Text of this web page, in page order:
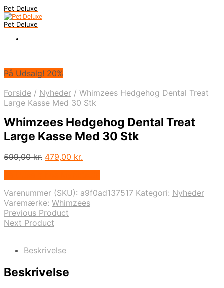
Pet Deluxe
Pet Deluxe
På Udsalg! 20%
Forside / Nyheder / Whimzees Hedgehog Dental Treat
Large Kasse Med 30 Stk
Whimzees Hedgehog Dental Treat
Large Kasse Med 30 Stk
599,00kr. Den
599,00 kr..
479,00 kr.
479,00 kr..
Varenummer (SKU): a9f0ad137517 Kategori: Nyheder
Varemærke: Whimzees
Previous Product
Next Product
Beskrivelse
Beskrivelse